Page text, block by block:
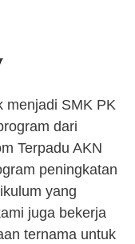
menjadi SMK PK
dari
Terpadu AKN
peningkatan
yang
juga bekerja
ternama untuk